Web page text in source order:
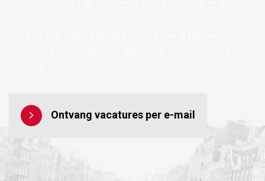
Ontvang vacatures per e-mail